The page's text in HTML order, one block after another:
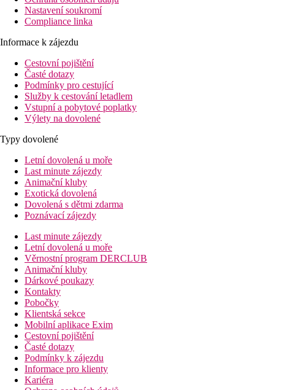
Nastavení soukromí
Compliance linka
Informace k zájezdu
Cestovní pojištění
Časté dotazy
Podmínky pro cestující
Služby k cestování letadlem
Vstupní a pobytové poplatky
Výlety na dovolené
Typy dovolené
Letní dovolená u moře
Last minute zájezdy
Animační kluby
Exotická dovolená
Dovolená s dětmi zdarma
Poznávací zájezdy
Last minute zájezdy
Letní dovolená u moře
Věrnostní program DERCLUB
Animační kluby
Dárkové poukazy
Kontakty
Pobočky
Klientská sekce
Mobilní aplikace Exim
Cestovní pojištění
Časté dotazy
Podmínky k zájezdu
Informace pro klienty
Kariéra